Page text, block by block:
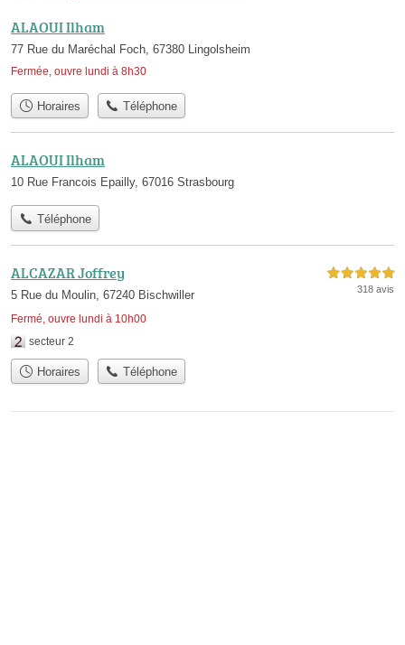
ALAOUI Ilham
77 Rue du Maréchal Foch, 67380 Lingolsheim
Fermée, ouvre lundi à 8h30
Horaires Téléphone
ALAOUI Ilham
10 Rue Francois Epailly, 67016 Strasbourg
Téléphone
ALCAZAR Joffrey
5 Rue du Moulin, 67240 Bischwiller
Fermé, ouvre lundi à 10h00
5,0 étoiles sur 5
318 avis
secteur 2
Horaires Téléphone